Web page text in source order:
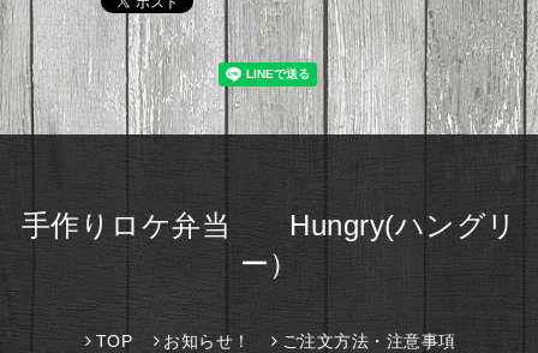
手作りロケ弁当 Hungry(ハングリ
ー）
TOP お知らせ！ ご注文方法・注意事項